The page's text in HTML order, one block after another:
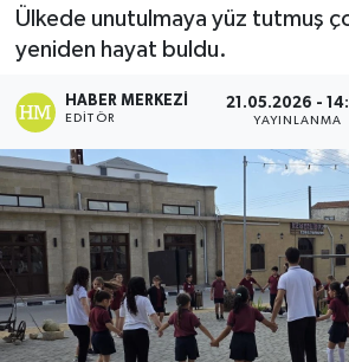
Ülkede unutulmaya yüz tutmuş
yeniden hayat buldu.
HABER MERKEZI
EDITÖR
21.05.2026 -
YAYINLANMA
DÜNYA
ENGLISH
ESENTEPE
GAZİMAĞUSA
Son Dakika Haberleri